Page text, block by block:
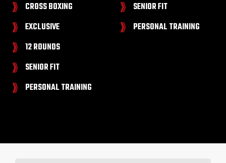
CROSS BOXING
EXCLUSIVE
12 ROUNDS
SENIOR FIT
PERSONAL TRAINING
SENIOR FIT
PERSONAL TRAINING